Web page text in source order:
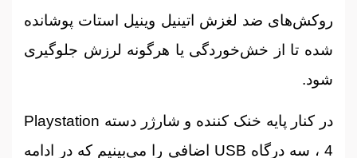
روکش‌های ضد لغزش اتینیل وینیل استات پوشانده
شده تا از خش‌خوردگی یا هرگونه لرزش جلوگیری
شود.
در کنار پایه خنک کننده و شارژر دسته Playstation
4 ، سه درگاه USB اضافی را می‌بینیم که در ادامه